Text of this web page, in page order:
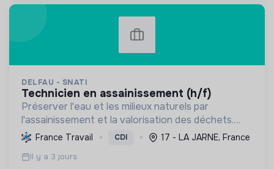
DELFAU - SNATI
technicien en assainissement (h/f)
Préserver l'eau et les milieux naturels par
l'assainissement et la valorisation des déchets.
Contribuer à la transition écologique via
l'économie circulaire et la décarbonation.
France Travail CDI 17 - LA JARNE, France
Il y a 3 jours